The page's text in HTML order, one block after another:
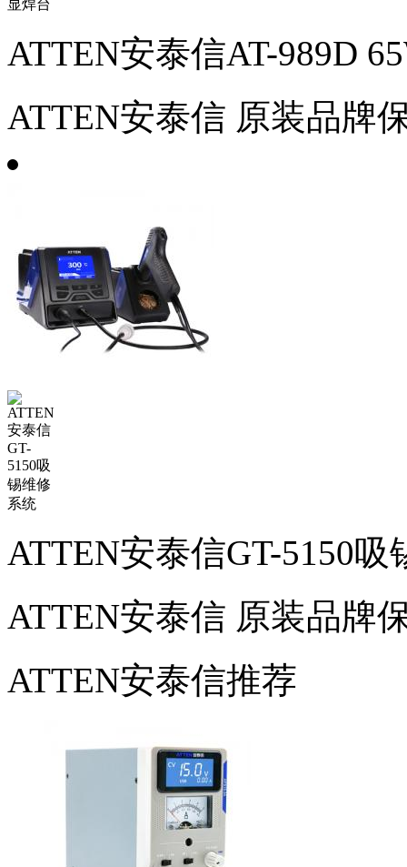
ATTEN安泰信AT-989D
ATTEN安泰信 原装品牌
ATTEN安泰信GT-5150吸
ATTEN安泰信 原装品牌
ATTEN安泰信推荐